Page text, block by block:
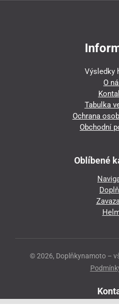
Výsledky
O
Tabulka
Ochrana
Obchodní
Oblíbené
© 2026, Doplňkynamoto –